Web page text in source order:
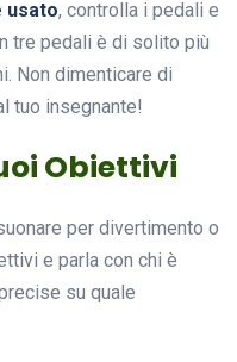
usato, controlla i pedali e
tre pedali è di solito più
Non dimenticare di
tuo insegnante!
Obiettivi
per divertimento o
e parla con chi è
su quale